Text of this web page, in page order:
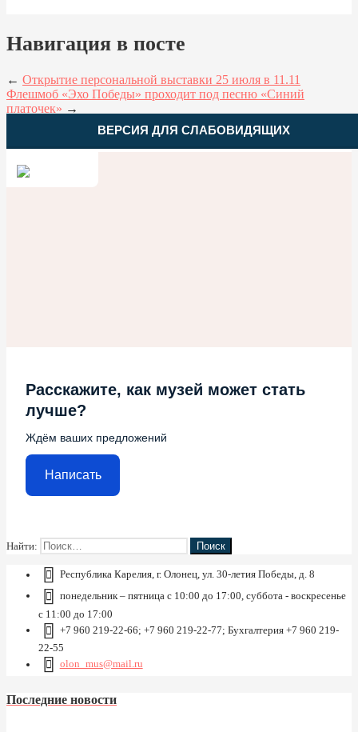
Навигация в посте
← Открытие персональной выставки 25 июля в 11.11
Флешмоб «Эхо Победы» проходит под песню «Синий
платочек» →
ВЕРСИЯ ДЛЯ СЛАБОВИДЯЩИХ
Расскажите, как музей может стать
лучше?
Ждём ваших предложений
Написать
Найти:
Республика Карелия, г. Олонец, ул. 30-летия Победы, д. 8
понедельник – пятница с 10:00 до 17:00, суббота - воскресенье
с 11:00 до 17:00
+7 960 219-22-66; +7 960 219-22-77; Бухгалтерия +7 960 219-
22-55
olon_mus@mail.ru
Последние новости